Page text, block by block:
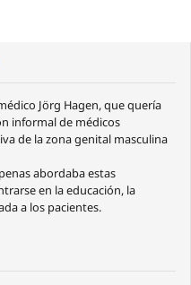
Jörg Hagen, que quería
informal de médicos
de la zona genital masculina
abordaba estas
en la educación, la
a los pacientes.